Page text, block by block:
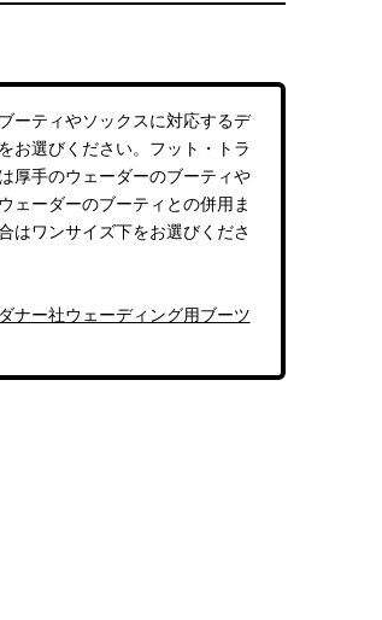
ーティやソックスに対応するデ
お選びください。フット・トラ
厚手のウェーダーのブーティや
ェーダーのブーティとの併用ま
はワンサイズ下をお選びくださ
ダナー社ウェーディング用ブーツ